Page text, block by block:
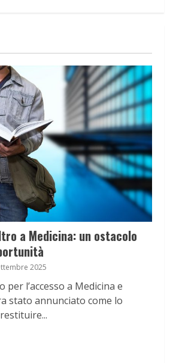
a Medicina: un ostacolo
2025
per l’accesso a Medicina e
stato annunciato come lo